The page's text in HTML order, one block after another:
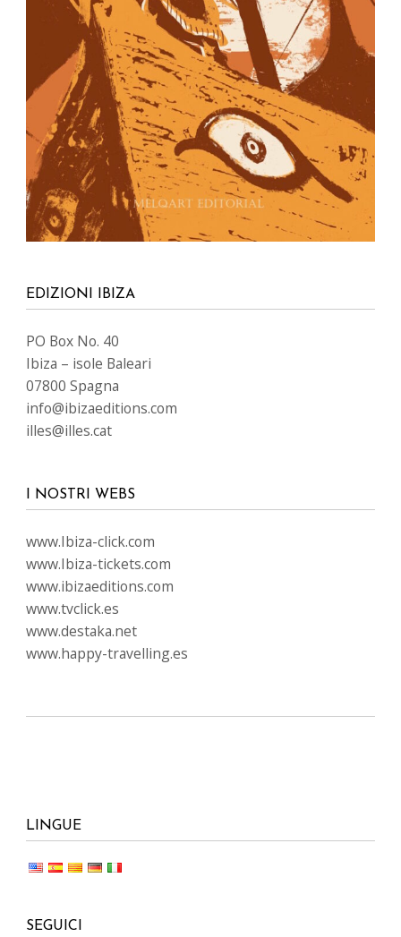
EDIZIONI IBIZA
PO Box No. 40
Ibiza – isole Baleari
07800 Spagna
info@ibizaeditions.com
illes@illes.cat
I NOSTRI WEBS
www.Ibiza-click.com
www.Ibiza-tickets.com
www.ibizaeditions.com
www.tvclick.es
www.destaka.net
www.happy-travelling.es
LINGUE
SEGUICI